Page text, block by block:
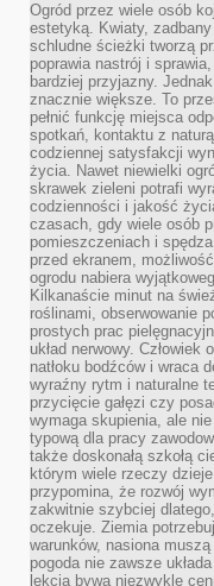
Ogród przez wiele osób
estetyką. Kwiaty,
schludne ścieżki tworzą
poprawia nastrój i
bardziej przyjazny.
znacznie większe. To
pełnić funkcję miejsca
spotkań, kontaktu z
codziennej satysfakcji
życia. Nawet niewielki
skrawek zieleni potrafi
codzienności i jakość
czasach, gdy wiele osób
pomieszczeniach i
przed ekranem,
ogrodu nabiera
Kilkanaście minut na
roślinami, obserwowanie
prostych prac
układ nerwowy.
natłoku bodźców i wraca
wyraźny rytm i naturalne
przycięcie gałęzi czy
wymaga skupienia, ale
typową dla pracy
także doskonałą szkołą
którym wiele rzeczy
przypomina, że rozwój
zakwitnie szybciej
oczekuje. Ziemia
warunków, nasiona
pogoda nie zawsze
lekcja bywa niezwykle